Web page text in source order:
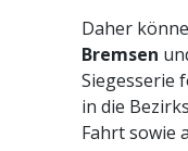
Daher
Bremsen
Siegesserie
in die
Fahrt sowie